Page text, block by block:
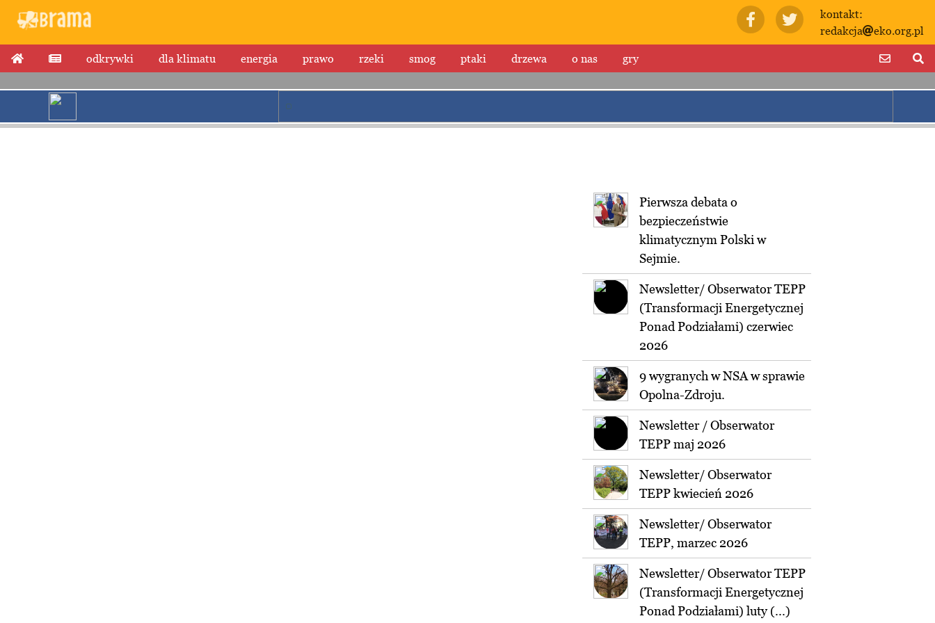
kontakt:
redakcja
eko.org.pl
odkrywki dla klimatu energia prawo rzeki smog ptaki drzewa o nas gry
Pierwsza debata o
bezpieczeństwie
klimatycznym Polski w
Sejmie.
Newsletter/ Obserwator TEPP
(Transformacji Energetycznej
Ponad Podziałami) czerwiec
2026
9 wygranych w NSA w sprawie
Opolna-Zdroju.
Newsletter / Obserwator
TEPP maj 2026
Newsletter/ Obserwator
TEPP kwiecień 2026
Newsletter/ Obserwator
TEPP, marzec 2026
Newsletter/ Obserwator TEPP
(Transformacji Energetycznej
Ponad Podziałami) luty (...)